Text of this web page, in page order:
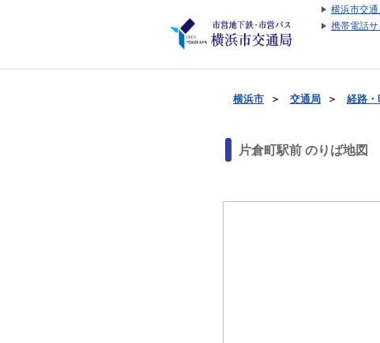
横浜市交通
携帯電話
横浜市 ＞ 交通局 ＞ 経路・
片倉町駅前 のりば地図